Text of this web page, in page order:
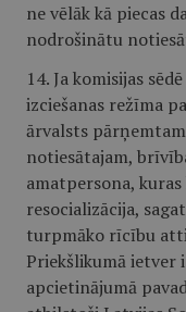
ne vēlāk kā piecas
nodrošinātu
14. Ja komisijas
izciešanas režīma
ārvalsts
notiesātajam,
amatpersona,
resocializācija,
turpmāko rīcību
Priekšlikumā
apcietinājumā